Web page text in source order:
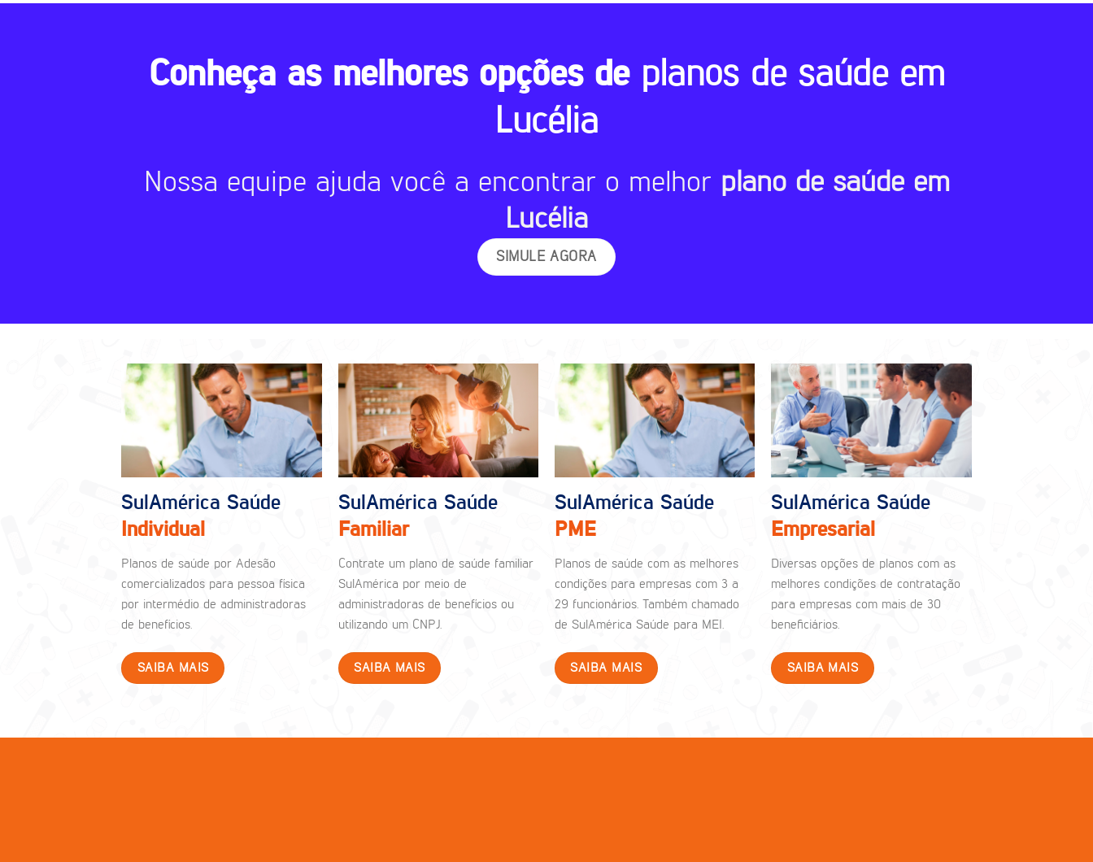
Conheça as melhores opções de planos de saúde em
Lucélia
Nossa equipe ajuda você a encontrar o melhor plano de saúde em
Lucélia
SIMULE AGORA
SulAmérica Saúde
Individual
Planos de saúde por Adesão
comercializados para pessoa física
por intermédio de administradoras
de benefícios.
SAIBA MAIS
SulAmérica Saúde
Familiar
Contrate um plano de saúde familiar
SulAmérica por meio de
administradoras de benefícios ou
utilizando um CNPJ.
SAIBA MAIS
SulAmérica Saúde
PME
Planos de saúde com as melhores
condições para empresas com 3 a
29 funcionários. Também chamado
de SulAmérica Saúde para MEI.
SAIBA MAIS
SulAmérica Saúde
Empresarial
Diversas opções de planos com as
melhores condições de contratação
para empresas com mais de 30
beneficiários.
SAIBA MAIS